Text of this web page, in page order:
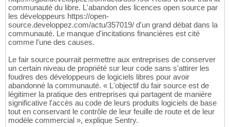
communauté du libre. L'abandon des licences open source par
les développeurs https://open-
source.developpez.com/actu/357019/ d'un grand débat dans la
communauté. Le manque d'incitations financières est cité
comme l'une des causes.
Le fair source pourrait permettre aux entreprises de conserver
un certain niveau de propriété sur leur code sans s'attirer les
foudres des développeurs de logiciels libres pour avoir
abandonné la communauté. « L'objectif du fair source est de
légitimer la pratique des entreprises qui partagent de manière
significative l'accès au code de leurs produits logiciels de base
tout en conservant le contrôle de leur feuille de route et de leur
modèle commercial », explique Sentry.